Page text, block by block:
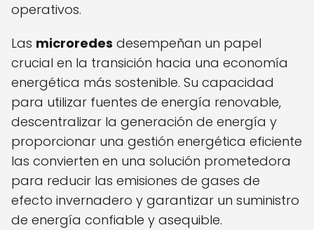
operativos.
Las microredes desempeñan un papel
crucial en la transición hacia una economía
energética más sostenible. Su capacidad
para utilizar fuentes de energía renovable,
descentralizar la generación de energía y
proporcionar una gestión energética eficiente
las convierten en una solución prometedora
para reducir las emisiones de gases de
efecto invernadero y garantizar un suministro
de energía confiable y asequible.